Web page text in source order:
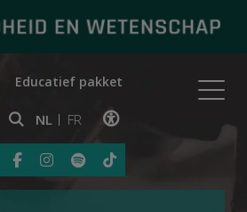
Educatief pakket
NL FR
Klik op deze link om